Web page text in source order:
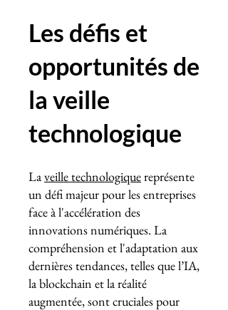
Les défis et
opportunités de
la veille
technologique
Laveille technologiquereprésente
un défi majeur pour les entreprises
face à l'accélération des
innovations numériques. La
compréhension et l'adaptation aux
dernières tendances, telles que l’IA,
la blockchain et la réalité
augmentée, sont cruciales pour